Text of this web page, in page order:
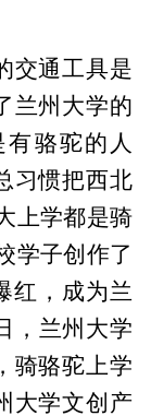
交通工具是
兰州大学的
骆驼的人
习惯把西北
上学都是骑
学子创作了
红，成为兰
，兰州大学
骑骆驼上学
大学文创产